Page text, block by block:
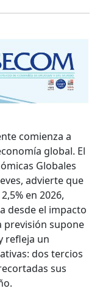
comienza a
global. El
Globales
advierte que
en 2026,
desde el impacto
previsión supone
refleja un
dos tercios
sus